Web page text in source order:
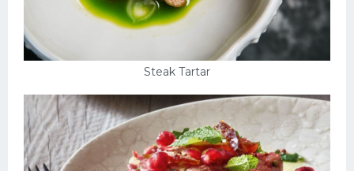
Steak Tartar